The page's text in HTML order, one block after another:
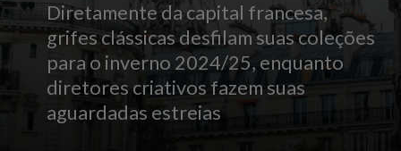
Diretamente da capital francesa,
grifes clássicas desfilam suas coleções
para o inverno 2024/25, enquanto
diretores criativos fazem suas
aguardadas estreias